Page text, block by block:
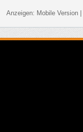
Anzeigen: Mobile Version|